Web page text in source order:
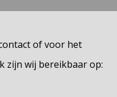
of voor het
zijn wij bereikbaar op: